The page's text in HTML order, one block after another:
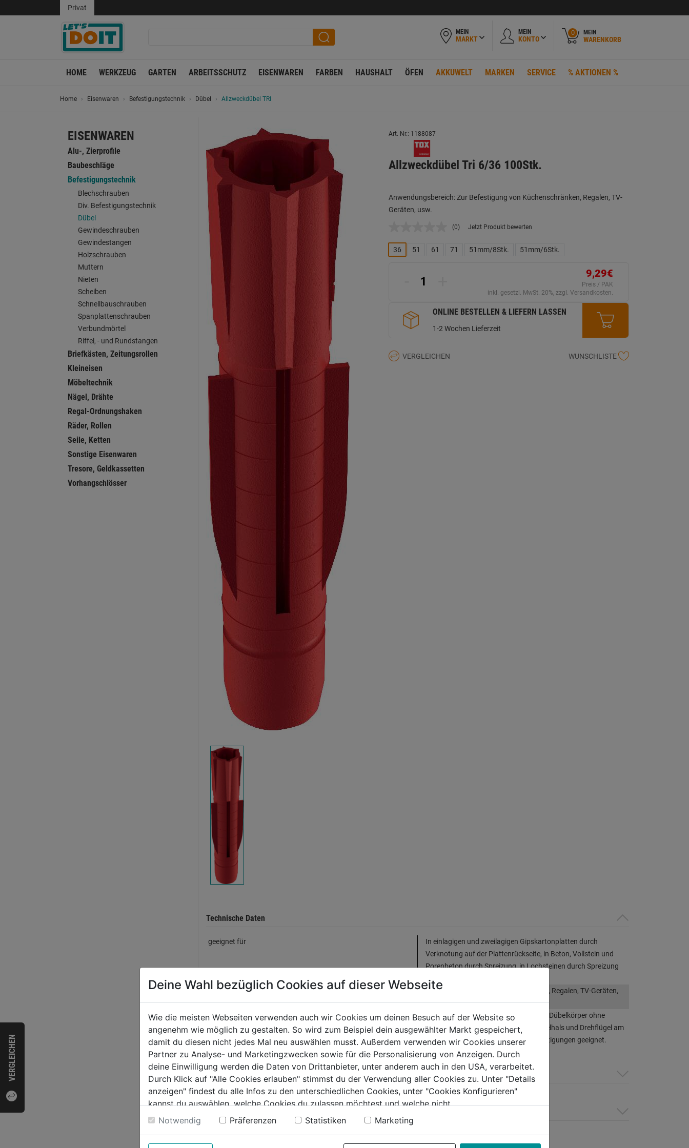
VERGLEICHEN
Privat
MEIN
MARKT
MEIN
KONTO
0 MEIN
WARENKORB
HOME WERKZEUG GARTEN ARBEITSSCHUTZ EISENWAREN FARBEN HAUSHALT ÖFEN AKKUWELT MARKEN SERVICE % AKTIONEN %
Home Eisenwaren Befestigungstechnik Dübel Allzweckdübel TRI
EISENWAREN
Alu-, Zierprofile
Baubeschläge
Befestigungstechnik
Blechschrauben
Div. Befestigungstechnik
Dübel
Gewindeschrauben
Gewindestangen
Holzschrauben
Muttern
Nieten
Scheiben
Schnellbauschrauben
Spanplattenschrauben
Verbundmörtel
Riffel, - und Rundstangen
Briefkästen, Zeitungsrollen
Kleineisen
Möbeltechnik
Nägel, Drähte
Regal-Ordnungshaken
Räder, Rollen
Seile, Ketten
Sonstige Eisenwaren
Tresore, Geldkassetten
Vorhangschlösser
Art. Nr.: 1188087
Allzweckdübel Tri 6/36 100Stk.
Anwendungsbereich: Zur Befestigung von Küchenschränken, Regalen, TV-
Geräten, usw.
Kein
Link
auf
(0) Jetzt Produkt bewerten
36 51 61 71 51mm/8Stk. 51mm/6Stk.
9,29€
Preis / PAK
inkl. gesetzl. MwSt. 20%, zzgl. Versandkosten.
ONLINE BESTELLEN & LIEFERN LASSEN
1-2 Wochen Lieferzeit
VERGLEICHEN WUNSCHLISTE
Technische Daten
geeignet für
In einlagigen und zweilagigen Gipskartonplatten durch
Verknotung auf der Plattenrückseite, in Beton, Vollstein und
Porenbeton durch Spreizung, in Lochsteinen durch Spreizung
und Verknotung
Anwendungsbereich
Zur Befestigung von Küchenschränken, Regalen, TV-Geräten,
usw.
Weitere Produktmerkmale
Der Allzweckdübel mit 3-fach geteiltem Dübelkörper ohne
Dübelkappe, Drehsicherungen am Dübelhals und Drehflügel am
Dübelkörper ist für alle Standard-Befestigungen geeignet.
Produktinformationen
Deine Wahl bezüglich Cookies auf dieser Webseite
Wie die meisten Webseiten verwenden auch wir Cookies um deinen Besuch auf der Website so
angenehm wie möglich zu gestalten. So wird zum Beispiel dein ausgewählter Markt gespeichert,
damit du diesen nicht jedes Mal neu auswählen musst. Außerdem verwenden wir Cookies unserer
Partner zu Analyse- und Marketingzwecken sowie für die Personalisierung von Anzeigen. Durch
deine Einwilligung werden die Daten von Drittanbieter, unter anderem auch in den USA, verarbeitet.
Durch Klick auf "Alle Cookies erlauben" stimmst du der Verwendung aller Cookies zu. Unter "Details
anzeigen" findest du alle Infos zu den unterschiedlichen Cookies, unter "Cookies Konfigurieren"
kannst du auswählen, welche Cookies du zulassen möchtest und welche nicht.
Weitere Informationen findest du in unserer Datenschutzerklärung
Notwendig Präferenzen Statistiken Marketing